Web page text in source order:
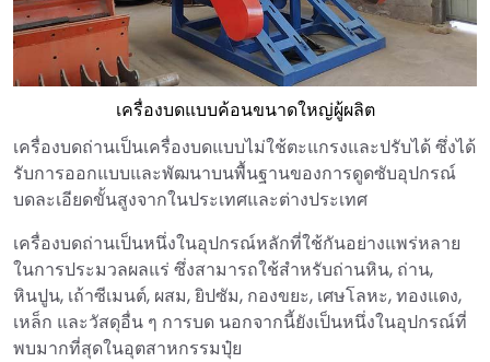
เครื่องบดแบบค้อนขนาดใหญ่ผู้ผลิต
เครื่องบดถ่านเป็นเครื่องบดแบบไม่ใช้ตะแกรงและปรับได้ ซึ่งได้
รับการออกแบบและพัฒนาบนพื้นฐานของการดูดซับอุปกรณ์
บดละเอียดขั้นสูงจากในประเทศและต่างประเทศ
เครื่องบดถ่านเป็นหนึ่งในอุปกรณ์หลักที่ใช้กันอย่างแพร่หลาย
ในการประมวลผลแร่ ซึ่งสามารถใช้สำหรับถ่านหิน, ถ่าน,
หินปูน, เถ้าซีเมนต์, ผสม, ยิปซัม, กองขยะ, เศษโลหะ, ทองแดง,
เหล็ก และวัสดุอื่น ๆ การบด นอกจากนี้ยังเป็นหนึ่งในอุปกรณ์ที่
พบมากที่สุดในอุตสาหกรรมปุ๋ย